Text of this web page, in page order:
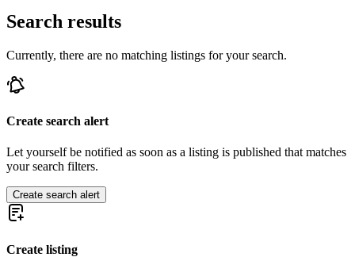
Moto Guzzi V7 Sport
Search results
Currently, there are no matching listings for your search.
Create search alert
Let yourself be notified as soon as a listing is published that matches
your search filters.
Create search alert
Create listing